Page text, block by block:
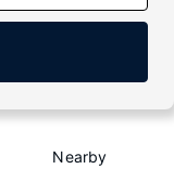
Nearby